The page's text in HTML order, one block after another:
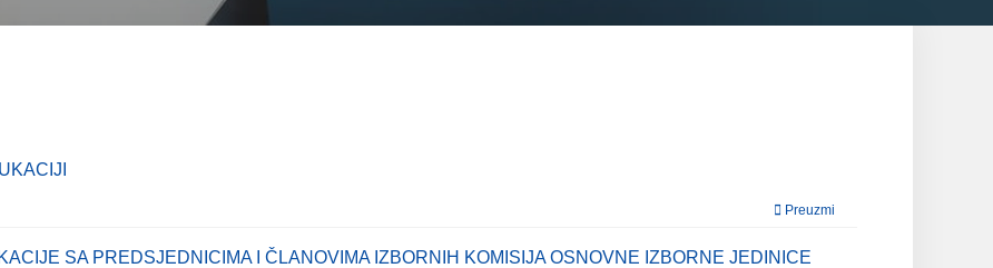
Preuzmi
SA PREDSJEDNICIMA I ČLANOVIMA IZBORNIH KOMISIJA OSNOVNE IZBORNE JEDINICE